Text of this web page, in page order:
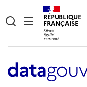
RÉPUBLIQUE
FRANÇAISE